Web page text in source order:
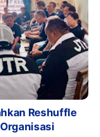
Reshuffle